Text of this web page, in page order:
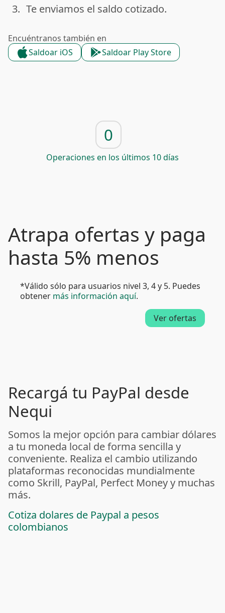
done
3. Te enviamos el saldo cotizado.
Encuéntranos también en
Saldoar iOS
Saldoar Play Store
0
Operaciones en los últimos 10 días
Atrapa ofertas y paga
hasta 5% menos
*Válido sólo para usuarios nivel 3, 4 y 5. Puedes
obtener más información aquí.
Ver ofertas
Recargá tu PayPal desde
Nequi
Somos la mejor opción para cambiar dólares
a tu moneda local de forma sencilla y
conveniente. Realiza el cambio utilizando
plataformas reconocidas mundialmente
como Skrill, PayPal, Perfect Money y muchas
más.
Cotiza dolares de Paypal a pesos
colombianos